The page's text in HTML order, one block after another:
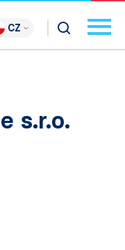
CZ
s.r.o.